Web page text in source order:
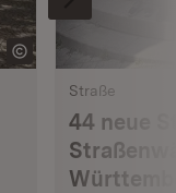
Straße
44 neue